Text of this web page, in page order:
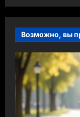
Возможно, вы